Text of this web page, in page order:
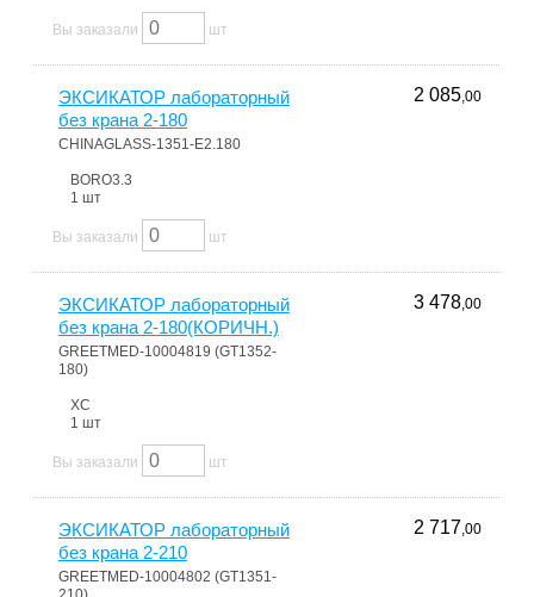
Вы заказали шт
ЭКСИКАТОР лабораторный
без крана 2-180
CHINAGLASS-1351-E2.180
BORO3.3
1 шт
2 085,00
Вы заказали шт
ЭКСИКАТОР лабораторный
без крана 2-180(КОРИЧН.)
GREETMED-10004819 (GT1352-
180)
ХС
1 шт
3 478,00
Вы заказали шт
ЭКСИКАТОР лабораторный
без крана 2-210
GREETMED-10004802 (GT1351-
2 717,00